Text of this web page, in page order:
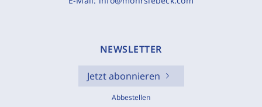
NEWSLETTER
Jetzt abonnieren
Abbestellen